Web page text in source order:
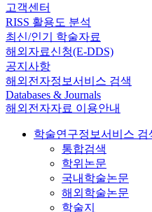
고객센터
RISS 활용도 분석
최신/인기 학술자료
해외자료신청(E-DDS)
공지사항
해외전자정보서비스 검색
Databases & Journals
해외전자자료 이용안내
학술연구정보서비스 검
통합검색
학위논문
국내학술논문
해외학술논문
학술지